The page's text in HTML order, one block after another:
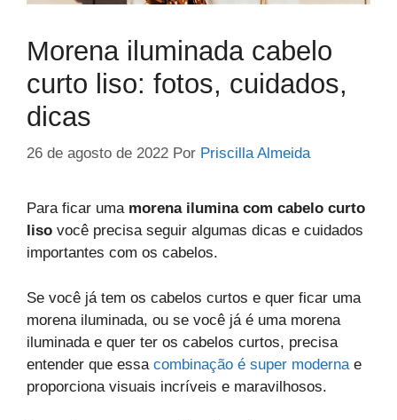
Morena iluminada cabelo
curto liso: fotos, cuidados,
dicas
26 de agosto de 2022 Por Priscilla Almeida
Para ficar uma morena ilumina com cabelo curto
liso você precisa seguir algumas dicas e cuidados
importantes com os cabelos.
Se você já tem os cabelos curtos e quer ficar uma
morena iluminada, ou se você já é uma morena
iluminada e quer ter os cabelos curtos, precisa
entender que essa combinação é super moderna e
proporciona visuais incríveis e maravilhosos.